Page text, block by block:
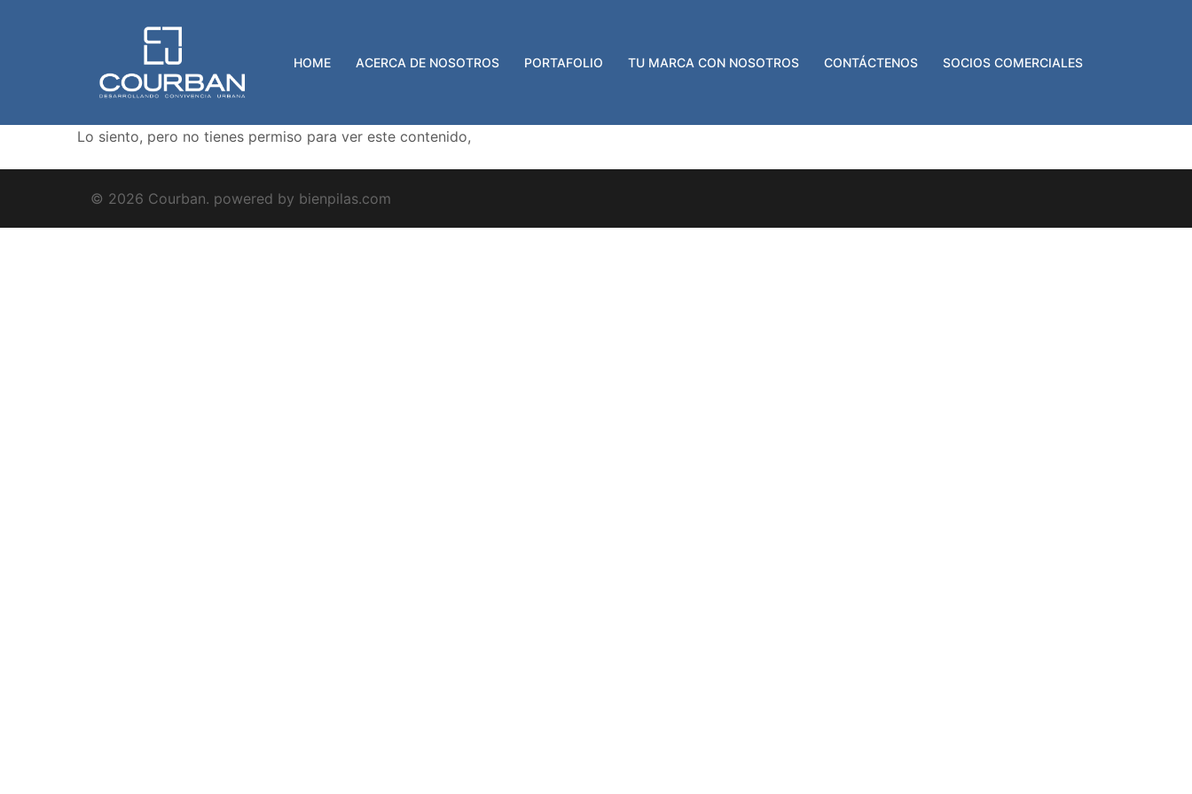
HOME ACERCA DE NOSOTROS PORTAFOLIO TU MARCA CON NOSOTROS CONTÁCTENOS SOCIOS COMERCIALES
Lo siento, pero no tienes permiso para ver este contenido,
© 2026 Courban. powered by bienpilas.com